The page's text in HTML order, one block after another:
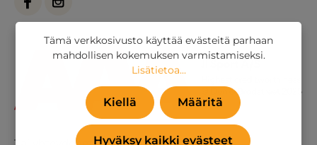
Tämä verkkosivusto käyttää evästeitä parhaan
mahdollisen kokemuksen varmistamiseksi.
Lisätietoa...
Kiellä Määritä
Hyväksy kaikki evästeet